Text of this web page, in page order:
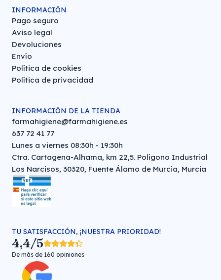
INFORMACIÓN
Pago seguro
Aviso legal
Devoluciones
Envío
Política de cookies
Política de privacidad
INFORMACIÓN DE LA TIENDA
farmahigiene@farmahigiene.es
637 72 41 77
Lunes a viernes 08:30h - 19:30h
Ctra. Cartagena-Alhama, km 22,5. Polígono Industrial
Los Narcisos, 30320, Fuente Álamo de Murcia, Murcia
TU SATISFACCIÓN, ¡NUESTRA PRIORIDAD!
4,4/5
De más de 160 opiniones